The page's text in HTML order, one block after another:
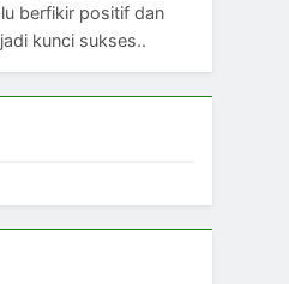
berfikir positif dan
kunci sukses..